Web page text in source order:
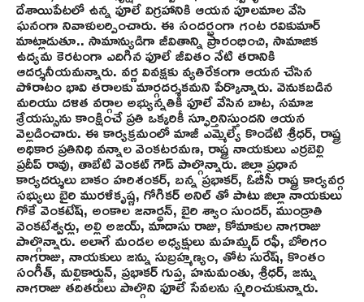
దేశాయిపేటలో ఉన్న ఫూలే విగ్రహానికి ఆయన పూలమాల వేసి
ఘనంగా నివాళులర్పించారు. ఈ సందర్భంగా గంట రవికుమార్
మాట్లాడుతూ.. సామాన్యుడిగా జీవితాన్ని ప్రారంభించి, సామాజిక
ఉద్యమ కెరటంగా ఎదిగిన ఫూలే జీవితం నేటి తరానికి
ఆదర్శనీయమన్నారు. వర్ణ వివక్షకు వ్యతిరేకంగా ఆయన చేసిన
పోరాటం భావి తరాలకు మార్గదర్శకమని పేర్కొన్నారు. వెనుకబడిన
మరియు దళిత వర్గాల అభ్యున్నతికి ఫూలే వేసిన బాట, సమాజ
శ్రేయస్సును కాంక్షించే ప్రతి ఒక్కరికీ స్ఫూర్తినిస్తుందని ఆయన
వెల్లడించారు. ఈ కార్యక్రమంలో మాజీ ఎమ్మెల్యే కొండేటి శ్రీధర్, రాష్ట్ర
అధికార ప్రతినిధి వన్నాల వెంకటరమణ, రాష్ట్ర నాయకులు ఎర్రబెల్లి
ప్రదీప్ రావు, తాబేటి వెంకట్ గౌడ్ పాల్గొన్నారు. జిల్లా ప్రధాన
కార్యదర్శులు బాకం హరిశంకర్, బన్న ప్రభాకర్, ఓబీసీ రాష్ట్ర కార్యవర్గ
సభ్యులు బైరి మురళీకృష్ణ, గోగికర్ అనిల్ తో పాటు జిల్లా నాయకులు
గోకే వెంకటేష్, అంకాల జనార్ధన్, బైరి శ్యాం సుందర్, ముండ్రాతి
వెంకటేశ్వర్లు, అల్లి అజయ్, మాదాసు రాజు, కోమాకుల నాగరాజు
పాల్గొన్నారు. అలాగే మండల అధ్యక్షులు మహమ్మద్ రఫీ, బోరిగం
నాగరాజు, నాయకులు జన్ను సుబ్రహ్మణ్యం, తోట సురేష్, కొంతం
సంగీత్, మల్లికార్జున్, ప్రభాకర్ గుప్త, హనుమంతు, శ్రీధర్, జన్ను
నాగరాజు తదితరులు పాల్గొని ఫూలే సేవలను స్మరించుకున్నారు.